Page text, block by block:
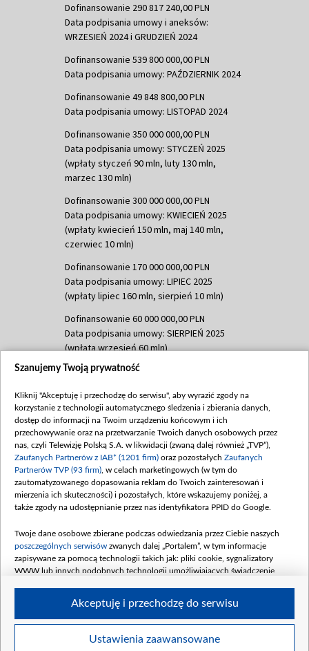
Dofinansowanie 290 817 240,00 PLN
Data podpisania umowy i aneksów:
WRZESIEŃ 2024 i GRUDZIEŃ 2024
Dofinansowanie 539 800 000,00 PLN
Data podpisania umowy: PAŹDZIERNIK 2024
Dofinansowanie 49 848 800,00 PLN
Data podpisania umowy: LISTOPAD 2024
Dofinansowanie 350 000 000,00 PLN
Data podpisania umowy: STYCZEŃ 2025
(wpłaty styczeń 90 mln, luty 130 mln,
marzec 130 mln)
Dofinansowanie 300 000 000,00 PLN
Data podpisania umowy: KWIECIEŃ 2025
(wpłaty kwiecień 150 mln, maj 140 mln,
czerwiec 10 mln)
Dofinansowanie 170 000 000,00 PLN
Data podpisania umowy: LIPIEC 2025
(wpłaty lipiec 160 mln, sierpień 10 mln)
Dofinansowanie 60 000 000,00 PLN
Data podpisania umowy: SIERPIEŃ 2025
(wpłata wrzesień 60 mln)
Dofinansowanie 635 783 051,21 PLN
(wpłata wrzesień 100 mln, październik 350
mln, listopad 265 mln)
Dofinansowanie 48 862 000,00 PLN
Data podpisania umowy: GRUDZIEŃ 2025
(wpłata grudzień 60,548 mln)
Dofinansowanie 900 000 000,00 PLN
Data podpisania umowy: LUTY 2026 (wpłata
kwiecień 180 mln, 7 maja 180 mln, 8
czerwca 90 mln)
Dofinansowanie 250 000 000,00 PLN
4 sierpnia 250 mln
Szanujemy Twoją prywatność
Kliknij "Akceptuję i przechodzę do serwisu", aby wyrazić zgody na
korzystanie z technologii automatycznego śledzenia i zbierania danych,
dostęp do informacji na Twoim urządzeniu końcowym i ich
przechowywanie oraz na przetwarzanie Twoich danych osobowych przez
nas, czyli Telewizję Polską S.A. w likwidacji (zwaną dalej również „TVP”),
Zaufanych Partnerów z IAB* (1201 firm) oraz pozostałych Zaufanych
Partnerów TVP (93 firm) , w celach marketingowych (w tym do
zautomatyzowanego dopasowania reklam do Twoich zainteresowań i
mierzenia ich skuteczności) i pozostałych, które wskazujemy poniżej, a
także zgody na udostępnianie przez nas identyfikatora PPID do Google.
Twoje dane osobowe zbierane podczas odwiedzania przez Ciebie naszych
poszczególnych serwisów zwanych dalej „Portalem”, w tym informacje
zapisywane za pomocą technologii takich jak: pliki cookie, sygnalizatory
WWW lub innych podobnych technologii umożliwiających świadczenie
Twoje dane osobowe zbierane podczas odwiedzania przez Ciebie
Ustawienia zaawansowane
Akceptuję i przechodzę do serwisu